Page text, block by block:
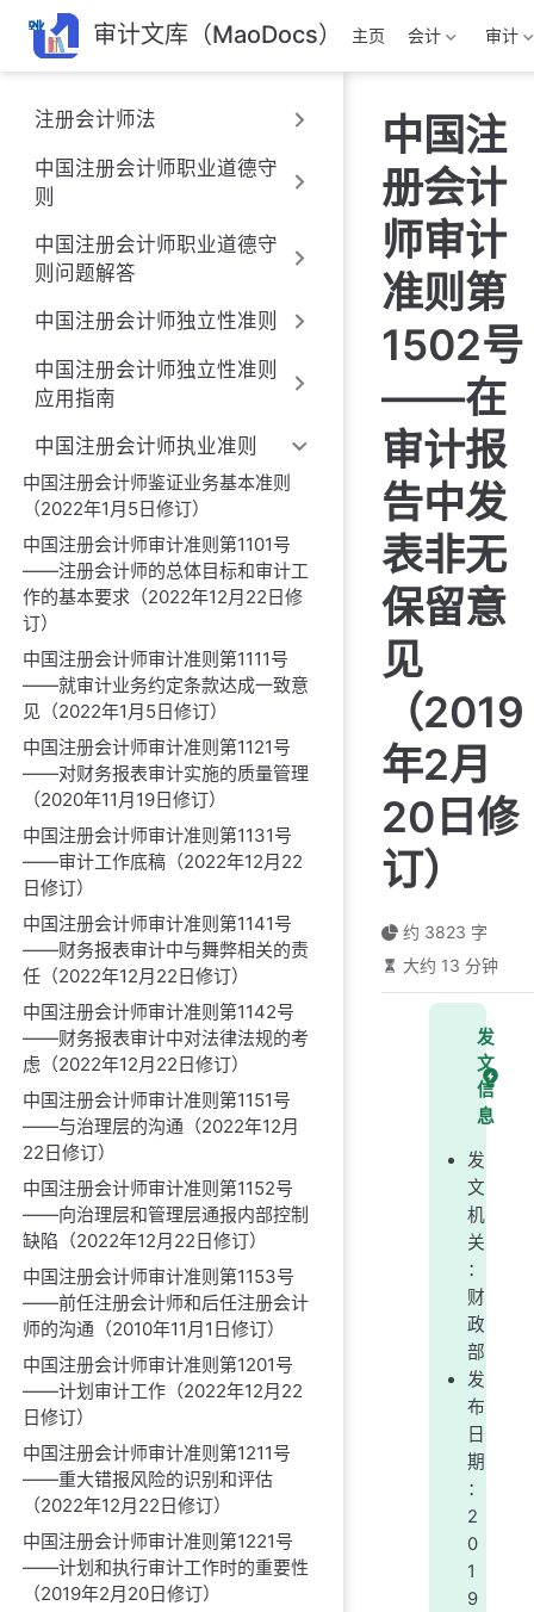
跳
至
主
要
內
容
审计文库（MaoDocs） 主页 会计 审计
注册会计师法
中国注册会计师职业道德守
则
中国注册会计师职业道德守
则问题解答
中国注册会计师独立性准则
中国注册会计师独立性准则
应用指南
中国注册会计师执业准则
中国注册会计师鉴证业务基本准则
（2022年1月5日修订）
中国注册会计师审计准则第1101号
——注册会计师的总体目标和审计工
作的基本要求（2022年12月22日修
订）
中国注册会计师审计准则第1111号
——就审计业务约定条款达成一致意
见（2022年1月5日修订）
中国注册会计师审计准则第1121号
——对财务报表审计实施的质量管理
（2020年11月19日修订）
中国注册会计师审计准则第1131号
——审计工作底稿（2022年12月22
日修订）
中国注册会计师审计准则第1141号
——财务报表审计中与舞弊相关的责
任（2022年12月22日修订）
中国注册会计师审计准则第1142号
——财务报表审计中对法律法规的考
虑（2022年12月22日修订）
中国注册会计师审计准则第1151号
——与治理层的沟通（2022年12月
22日修订）
中国注册会计师审计准则第1152号
——向治理层和管理层通报内部控制
缺陷（2022年12月22日修订）
中国注册会计师审计准则第1153号
——前任注册会计师和后任注册会计
师的沟通（2010年11月1日修订）
中国注册会计师审计准则第1201号
——计划审计工作（2022年12月22
日修订）
中国注册会计师审计准则第1211号
——重大错报风险的识别和评估
（2022年12月22日修订）
中国注册会计师审计准则第1221号
——计划和执行审计工作时的重要性
（2019年2月20日修订）
中国注
册会计
师审计
准则第
1502号
——在
审计报
告中发
表非无
保留意
见
（2019
年2月
20日修
订）
约 3823 字
大约 13 分钟
发
文
信
息
发
文
机
关
：
财
政
部
发
布
日
期
：
2
0
1
9